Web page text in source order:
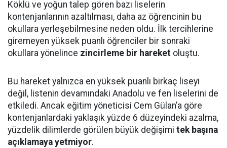
Köklü ve yoğun talep gören bazı liselerin
kontenjanlarının azaltılması, daha az öğrencinin bu
okullara yerleşebilmesine neden oldu. İlk tercihlerine
giremeyen yüksek puanlı öğrenciler bir sonraki
okullara yönelince zincirleme bir hareket oluştu.
Bu hareket yalnızca en yüksek puanlı birkaç liseyi
değil, listenin devamındaki Anadolu ve fen liselerini de
etkiledi. Ancak eğitim yöneticisi Cem Gülan’a göre
kontenjanlardaki yaklaşık yüzde 6 düzeyindeki azalma,
yüzdelik dilimlerde görülen büyük değişimi tek başına
açıklamaya yetmiyor.